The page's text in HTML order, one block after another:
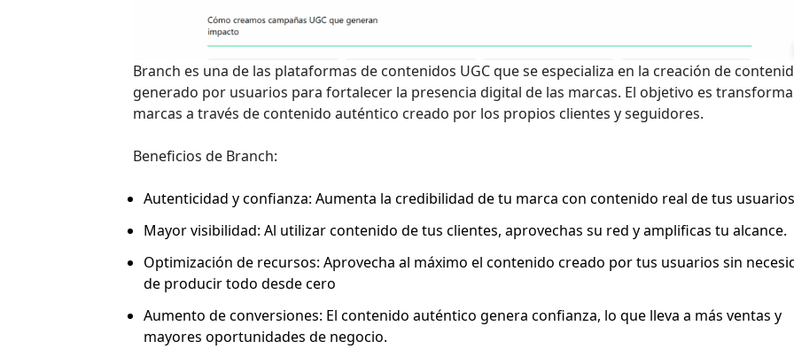
Branch es una de las plataformas de contenidos UGC que se especializa en la creación de
generado por usuarios para fortalecer la presencia digital de las marcas. El objetivo es
marcas a través de contenido auténtico creado por los propios clientes y seguidores.
Beneficios de Branch:
Autenticidad y confianza: Aumenta la credibilidad de tu marca con contenido real de tus
Mayor visibilidad: Al utilizar contenido de tus clientes, aprovechas su red y amplificas tu alcance.
Optimización de recursos: Aprovecha al máximo el contenido creado por tus usuarios sin
de producir todo desde cero
Aumento de conversiones: El contenido auténtico genera confianza, lo que lleva a más ventas y
mayores oportunidades de negocio.